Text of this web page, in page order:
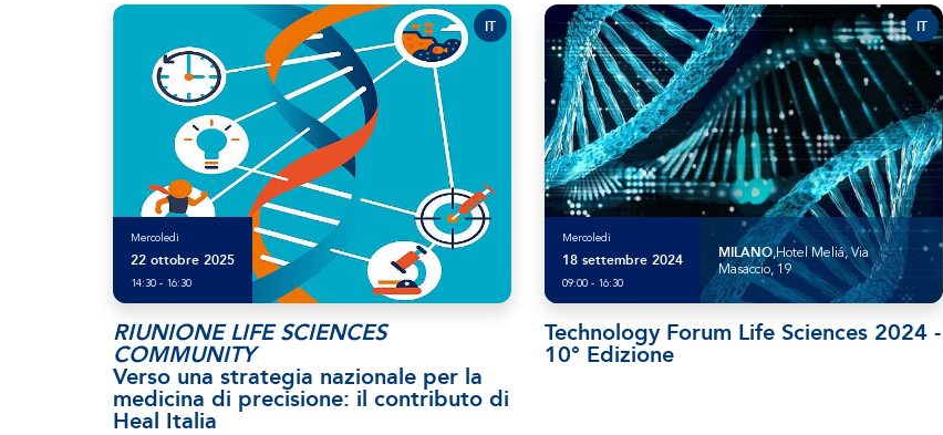
Mercoledì
22 ottobre 2025
14:30 - 16:30
IT
RIUNIONE LIFE SCIENCES
COMMUNITY
Verso una strategia nazionale per la
medicina di precisione: il contributo di
Heal Italia
Mercoledì
18 settembre 2024
09:00 - 16:30
MILANO,Hotel Meliá, Via
Masaccio, 19
IT
Technology Forum Life Sciences 2024 -
10° Edizione